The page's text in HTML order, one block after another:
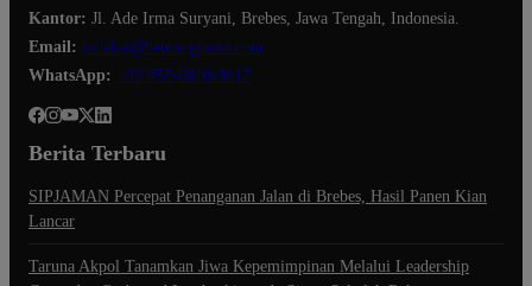
Kantor: Jl. Ade Irma Suryani, Brebes, Jawa Tengah, Indonesia.
Email: redaksi@bentangnews.com
WhatsApp: +62 858-6810-9617
Berita Terbaru
SIPJAMAN Percepat Penanganan Jalan di Brebes, Hasil Panen Kian
Lancar
Taruna Akpol Tanamkan Jiwa Kepemimpinan Melalui Leadership